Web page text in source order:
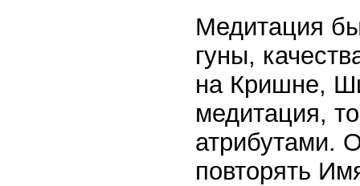
Медитация
гуны,
на Кришне,
медитация,
атрибутами.
повторять